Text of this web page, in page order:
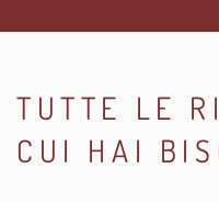
TUTTE LE
CUI HAI